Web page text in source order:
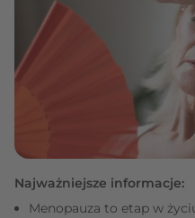
Najważniejsze informacje:
Menopauza to etap w